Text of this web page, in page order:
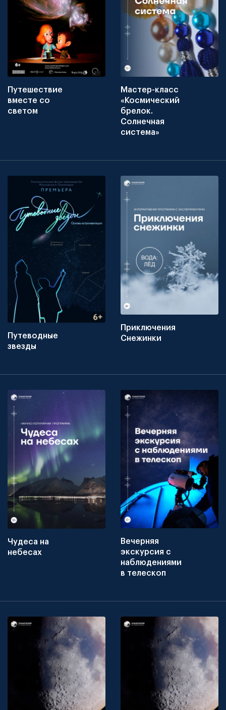
Путешествие
вместе со
светом
Мастер-класс
«Космический
брелок.
Солнечная
система»
Путеводные
звезды
Приключения
Снежинки
Чудеса на
небесах
Вечерняя
экскурсия с
наблюдениями
в телескоп